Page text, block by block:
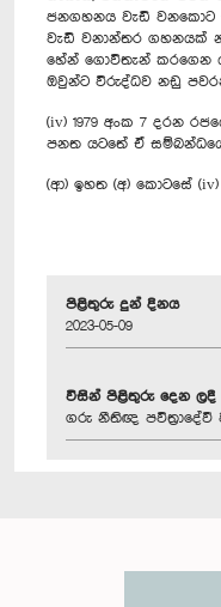
ජනගහනය වැඩි වනකොට
වැඩි වනාන්තර ගහනයක්
හේන් ‍ගොවිතැන් කරගෙන
ඔවුන්ට විරුද්ධව නඩු
(iv) 1979 අංක 7 දරන
පනත යටතේ ඒ
(ආ) ඉහත (අ) කොටසේ (iv)
පිළිතුරු දුන් දිනය
2023-05-09
විසින් පිළිතුරු දෙන ලදී
ගරු නීතිඥ පවිත්‍රාදේවී